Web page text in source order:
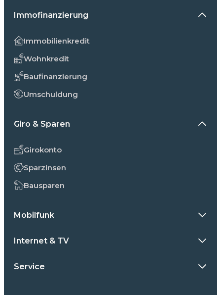
Immofinanzierung
Immobilienkredit
Wohnkredit
Baufinanzierung
Umschuldung
Giro & Sparen
Girokonto
Sparzinsen
Bausparen
Mobilfunk
Internet & TV
Service